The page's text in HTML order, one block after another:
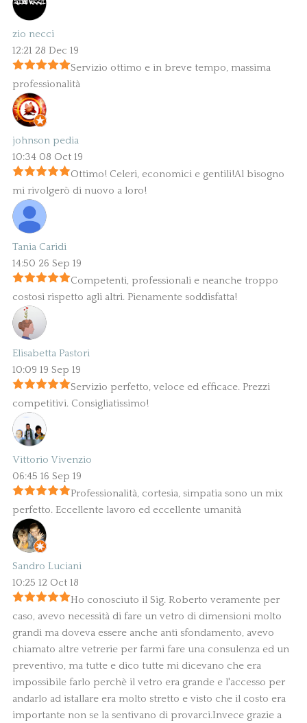
zio necci
12:21 28 Dec 19
Servizio ottimo e in breve tempo, massima
professionalità
johnson pedia
10:34 08 Oct 19
Ottimo! Celeri, economici e gentili!Al bisogno
mi rivolgerò di nuovo a loro!
Tania Caridi
14:50 26 Sep 19
Competenti, professionali e neanche troppo
costosi rispetto agli altri. Pienamente soddisfatta!
Elisabetta Pastori
10:09 19 Sep 19
Servizio perfetto, veloce ed efficace. Prezzi
competitivi. Consigliatissimo!
Vittorio Vivenzio
06:45 16 Sep 19
Professionalità, cortesia, simpatia sono un mix
perfetto. Eccellente lavoro ed eccellente umanità
Sandro Luciani
10:25 12 Oct 18
Ho conosciuto il Sig. Roberto veramente per
caso, avevo necessità di fare un vetro di dimensioni molto
grandi ma doveva essere anche anti sfondamento, avevo
chiamato altre vetrerie per farmi fare una consulenza ed un
preventivo, ma tutte e dico tutte mi dicevano che era
impossibile farlo perchè il vetro era grande e l'accesso per
andarlo ad istallare era molto stretto e visto che il costo era
importante non se la sentivano di provarci.Invece grazie a